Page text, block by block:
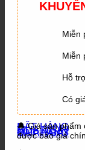
Miễn
Miễn
Hỗ
Có
ĐẶT HÀNG
MUA NGAY
ĐẶT HÀNG
MUA NGAY
🔔 Giá sản phẩm
được báo giá